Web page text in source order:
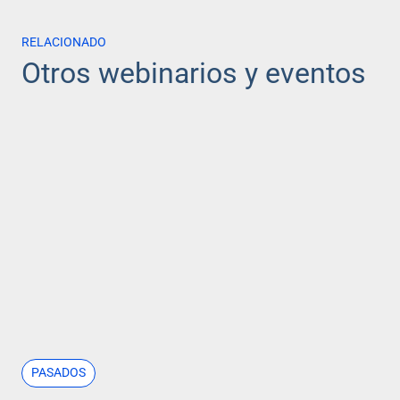
RELACIONADO
Otros webinarios y eventos
PASADOS